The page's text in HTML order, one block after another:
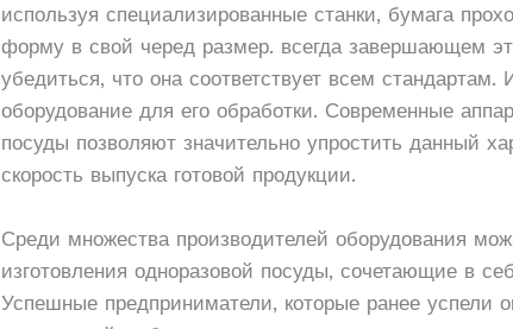
используя специализированные станки, бумага
форму в свой черед размер. всегда завершающем
убедиться, что она соответствует всем
оборудование для его обработки. Современные
посуды позволяют значительно упростить данный
скорость выпуска готовой продукции.
Среди множества производителей оборудования
изготовления одноразовой посуды, сочетающие в
Успешные предприниматели, которые ранее успели